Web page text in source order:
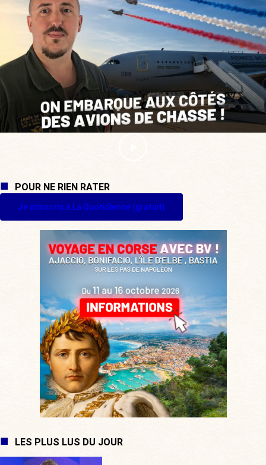
POUR NE RIEN RATER
Je m'inscris à La Quotidienne (gratuit)
LES PLUS LUS DU JOUR